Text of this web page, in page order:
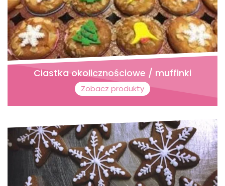
Ciastka okolicznościowe / muffinki
Zobacz produkty